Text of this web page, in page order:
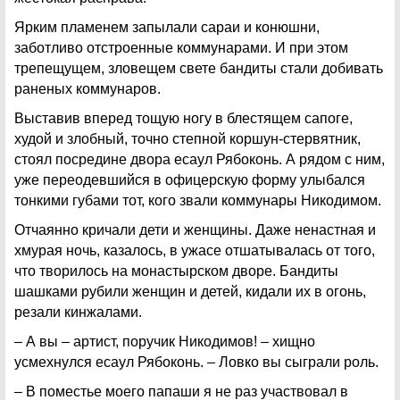
Ярким пламенем запылали сараи и конюшни,
заботливо отстроенные коммунарами. И при этом
трепещущем, зловещем свете бандиты стали добивать
раненых коммунаров.
Выставив вперед тощую ногу в блестящем сапоге,
худой и злобный, точно степной коршун-стервятник,
стоял посредине двора есаул Рябоконь. А рядом с ним,
уже переодевшийся в офицерскую форму улыбался
тонкими губами тот, кого звали коммунары Никодимом.
Отчаянно кричали дети и женщины. Даже ненастная и
хмурая ночь, казалось, в ужасе отшатывалась от того,
что творилось на монастырском дворе. Бандиты
шашками рубили женщин и детей, кидали их в огонь,
резали кинжалами.
– А вы – артист, поручик Никодимов! – хищно
усмехнулся есаул Рябоконь. – Ловко вы сыграли роль.
– В поместье моего папаши я не раз участвовал в